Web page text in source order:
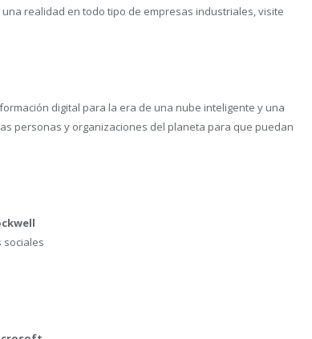
realidad en todo tipo de empresas industriales, visite
digital para la era de una nube inteligente y una
personas y organizaciones del planeta para que puedan
sociales